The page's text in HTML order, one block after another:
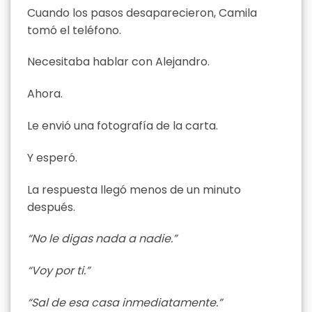
Cuando los pasos desaparecieron, Camila
tomó el teléfono.
Necesitaba hablar con Alejandro.
Ahora.
Le envió una fotografía de la carta.
Y esperó.
La respuesta llegó menos de un minuto
después.
“No le digas nada a nadie.”
“Voy por ti.”
“Sal de esa casa inmediatamente.”